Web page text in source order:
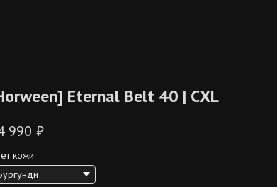
Eternal Belt 40 | СXL
990 ₽
кожи